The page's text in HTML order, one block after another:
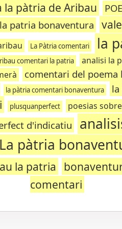
la pàtria de Aribau
la patria bonaventura
La Pàtria comentari la
comentari la patria
analisi la
comentari del poema
la pàtria comentari bonaventura
plusquanperfect poesias
d'indicatiu
La pàtria
la patria
comentari